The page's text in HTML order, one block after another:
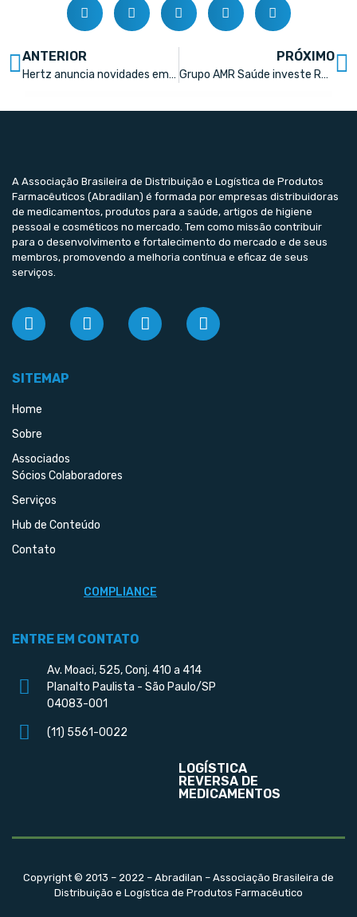
ANTERIOR
Hertz anuncia novidades em suplementos e entrada na categoria de antialérgicos
PRÓXIMO
Grupo AMR Saúde investe R$ 40 milhões em expansão
A Associação Brasileira de Distribuição e Logística de Produtos
Farmacêuticos (Abradilan) é formada por empresas distribuidoras
de medicamentos, produtos para a saúde, artigos de higiene
pessoal e cosméticos no mercado. Tem como missão contribuir
para o desenvolvimento e fortalecimento do mercado e de seus
membros, promovendo a melhoria contínua e eficaz de seus
serviços.
SITEMAP
Home
Sobre
Associados
Sócios Colaboradores
Serviços
Hub de Conteúdo
Contato
COMPLIANCE
ENTRE EM CONTATO
Av. Moaci, 525, Conj. 410 a 414
Planalto Paulista - São Paulo/SP
04083-001
(11) 5561-0022
LOGÍSTICA
REVERSA DE
MEDICAMENTOS
Copyright © 2013 – 2022 – Abradilan – Associação Brasileira de
Distribuição e Logística de Produtos Farmacêutico